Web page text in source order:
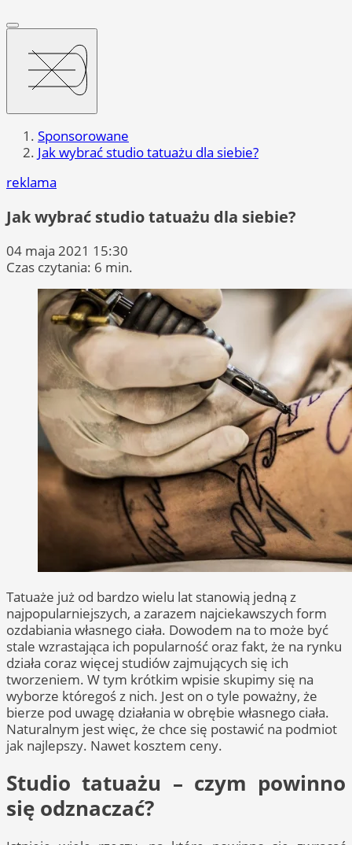
Sponsorowane
Jak wybrać studio tatuażu dla siebie?
reklama
Jak wybrać studio tatuażu dla siebie?
04 maja 2021 15:30
Czas czytania: 6 min.
Tatuaże już od bardzo wielu lat stanowią jedną z
najpopularniejszych, a zarazem najciekawszych form
ozdabiania własnego ciała. Dowodem na to może być
stale wzrastająca ich popularność oraz fakt, że na rynku
działa coraz więcej studiów zajmujących się ich
tworzeniem. W tym krótkim wpisie skupimy się na
wyborze któregoś z nich. Jest on o tyle poważny, że
bierze pod uwagę działania w obrębie własnego ciała.
Naturalnym jest więc, że chce się postawić na podmiot
jak najlepszy. Nawet kosztem ceny.
Studio tatuażu – czym powinno
się odznaczać?